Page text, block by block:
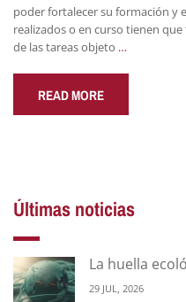
poder fortalecer su formación y
realizados o en curso tienen
de las tareas objeto …
READ MORE
Últimas noticias
La huella
29 JUL, 2026